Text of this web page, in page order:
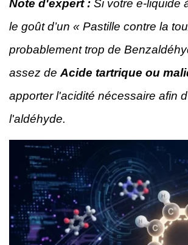
Note d'expert : Si votre e-liquide
le goût d’un « Pastille contre la
probablement trop de
assez de Acide tartrique ou
apporter l'acidité nécessaire afin
l'aldéhyde.